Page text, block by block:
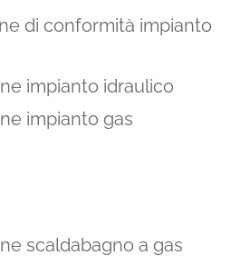
di conformità impianto
impianto idraulico
impianto gas
scaldabagno a gas